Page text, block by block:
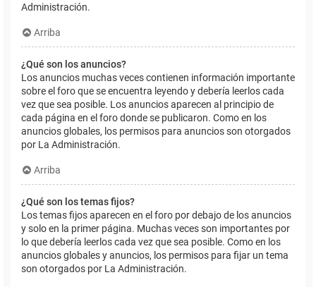
Administración.
Arriba
¿Qué son los anuncios?
Los anuncios muchas veces contienen información importante
sobre el foro que se encuentra leyendo y debería leerlos cada
vez que sea posible. Los anuncios aparecen al principio de
cada página en el foro donde se publicaron. Como en los
anuncios globales, los permisos para anuncios son otorgados
por La Administración.
Arriba
¿Qué son los temas fijos?
Los temas fijos aparecen en el foro por debajo de los anuncios
y solo en la primer página. Muchas veces son importantes por
lo que debería leerlos cada vez que sea posible. Como en los
anuncios globales y anuncios, los permisos para fijar un tema
son otorgados por La Administración.